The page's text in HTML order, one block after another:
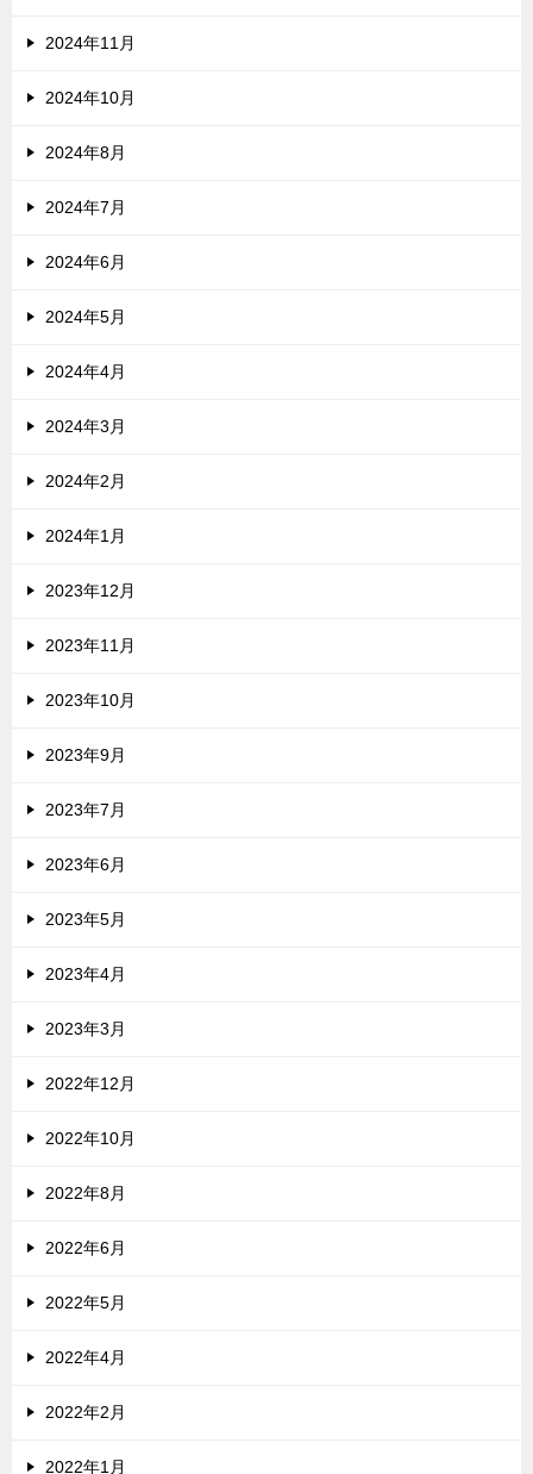
2024年11月
2024年10月
2024年8月
2024年7月
2024年6月
2024年5月
2024年4月
2024年3月
2024年2月
2024年1月
2023年12月
2023年11月
2023年10月
2023年9月
2023年7月
2023年6月
2023年5月
2023年4月
2023年3月
2022年12月
2022年10月
2022年8月
2022年6月
2022年5月
2022年4月
2022年2月
2022年1月